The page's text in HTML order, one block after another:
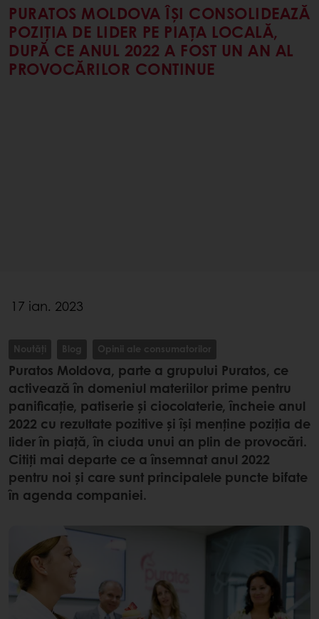
PURATOS MOLDOVA ÎȘI CONSOLIDEAZĂ
POZIȚIA DE LIDER PE PIAȚA LOCALĂ,
DUPĂ CE ANUL 2022 A FOST UN AN AL
PROVOCĂRILOR CONTINUE
17 ian. 2023
Noutăți Blog Opinii ale consumatorilor
Puratos Moldova, parte a grupului Puratos, ce
activează în domeniul materiilor prime pentru
panificație, patiserie și ciocolaterie, încheie anul
2022 cu rezultate pozitive și își menține poziția de
lider în piață, în ciuda unui an plin de provocări.
Citiți mai departe ce a însemnat anul 2022
pentru noi și care sunt principalele puncte bifate
în agenda companiei.